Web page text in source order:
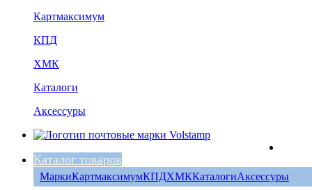
Картмаксимум
КПД
ХМК
Каталоги
Аксессуры
Каталог товаров
МаркиКартмаксимумКПДХМККаталогиАксессуры